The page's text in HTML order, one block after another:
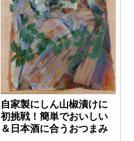
自家製にしん山椒漬けに
初挑戦！簡単でおいしい
＆日本酒に合うおつまみ